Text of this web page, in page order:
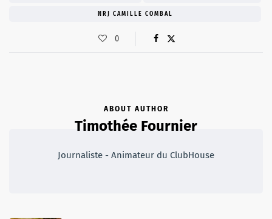
NRJ CAMILLE COMBAL
0
ABOUT AUTHOR
Timothée Fournier
Journaliste - Animateur du ClubHouse